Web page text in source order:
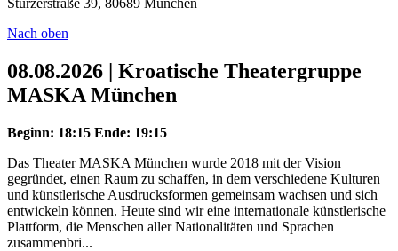
Stürzerstraße 39, 80689 München
Nach oben
08.08.2026 | Kroatische Theatergruppe
MASKA München
Beginn: 18:15 Ende: 19:15
Das Theater MASKA München wurde 2018 mit der Vision
gegründet, einen Raum zu schaffen, in dem verschiedene Kulturen
und künstlerische Ausdrucksformen gemeinsam wachsen und sich
entwickeln können. Heute sind wir eine internationale künstlerische
Plattform, die Menschen aller Nationalitäten und Sprachen
zusammenbri...